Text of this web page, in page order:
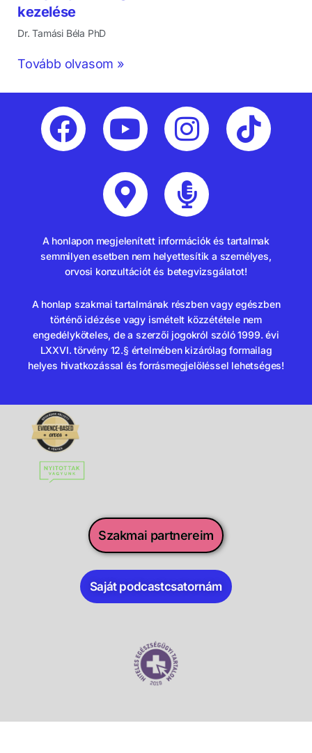
kezelése
Dr. Tamási Béla PhD
Tovább olvasom »
A honlapon megjelenített információk és tartalmak
semmilyen esetben nem helyettesítik a személyes,
orvosi konzultációt és betegvizsgálatot!
A honlap szakmai tartalmának részben vagy egészben
történő idézése vagy ismételt közzététele nem
engedélyköteles, de a szerzői jogokról szóló 1999. évi
LXXVI. törvény 12.§ értelmében kizárólag formailag
helyes hivatkozással és forrásmegjelöléssel lehetséges!
Szakmai partnereim
Saját podcastcsatornám